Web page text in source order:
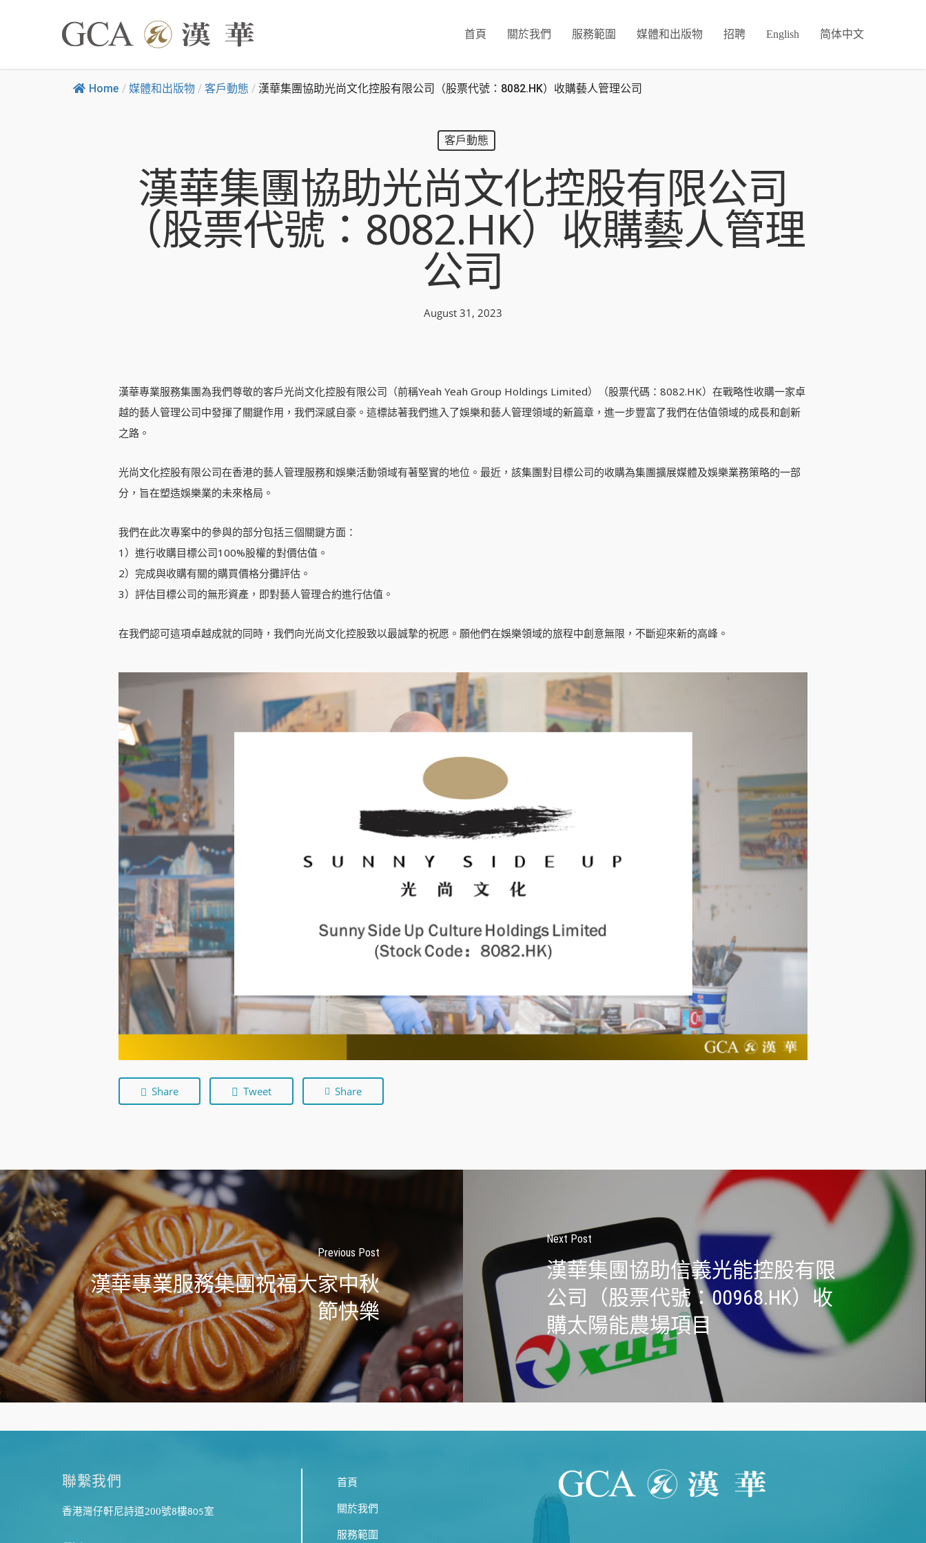
首頁 關於我們 服務範圍 媒體和出版物 招聘 English 简体中文
Home / 媒體和出版物 / 客戶動態 / 漢華集團協助光尚文化控股有限公司（股票代號：8082.HK）收購藝人管理公司
客戶動態
漢華集團協助光尚文化控股有限公司
（股票代號：8082.HK）收購藝人管理
公司
August 31, 2023
漢華專業服務集團為我們尊敬的客戶光尚文化控股有限公司（前稱Yeah Yeah Group Holdings Limited）（股票代碼：8082.HK）在戰略性收購一家卓
越的藝人管理公司中發揮了關鍵作用，我們深感自豪。這標誌著我們進入了娛樂和藝人管理領域的新篇章，進一步豐富了我們在估值領域的成長和創新
之路。
光尚文化控股有限公司在香港的藝人管理服務和娛樂活動領域有著堅實的地位。最近，該集團對目標公司的收購為集團擴展媒體及娛樂業務策略的一部
分，旨在塑造娛樂業的未來格局。
我們在此次專案中的參與的部分包括三個關鍵方面：
1）進行收購目標公司100%股權的對價估值。
2）完成與收購有關的購買價格分攤評估。
3）評估目標公司的無形資產，即對藝人管理合約進行估值。
在我們認可這項卓越成就的同時，我們向光尚文化控股致以最誠摯的祝愿。願他們在娛樂領域的旅程中創意無限，不斷迎來新的高峰。
Share Tweet Share
Previous Post
漢華專業服務集團祝福大家中秋
節快樂
Next Post
漢華集團協助信義光能控股有限
公司（股票代號：00968.HK）收
購太陽能農場項目
聯繫我們
香港灣仔軒尼詩道200號8樓805室
首頁
關於我們
服務範圍